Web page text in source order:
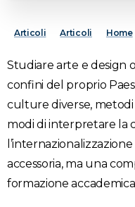
Articoli Articoli Home
Studiare arte e design
confini del proprio
culture diverse,
modi di interpretare la
accessoria, ma una
formazione